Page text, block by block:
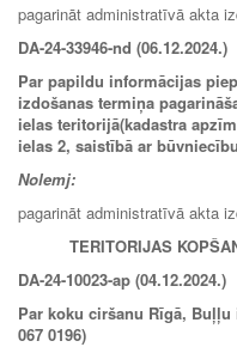
pagarināt administratīvā akta
DA-24-33946-nd (06.12.2024.)
Par papildu informācijas
izdošanas termiņa
ielas teritorijā(kadastra
ielas 2, saistībā ar būvniecību
Nolemj:
pagarināt administratīvā akta
TERITORIJAS
DA-24-10023-ap (04.12.2024.)
Par koku ciršanu Rīgā, Buļļu
067 0196)